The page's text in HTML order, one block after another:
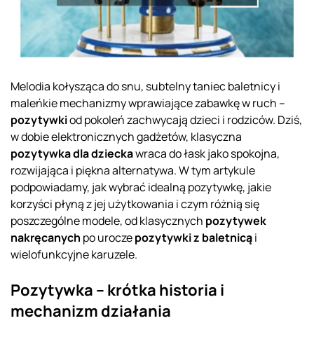
Melodia kołysząca do snu, subtelny taniec baletnicy i
maleńkie mechanizmy wprawiające zabawkę w ruch –
pozytywkiod pokoleń zachwycają dzieci i rodziców. Dziś,
w dobie elektronicznych gadżetów, klasyczna
pozytywka dla dzieckawraca do łask jako spokojna,
rozwijająca i piękna alternatywa. W tym artykule
podpowiadamy, jak wybrać idealną pozytywkę, jakie
korzyści płyną z jej użytkowania i czym różnią się
poszczególne modele, od klasycznych pozytywek
nakręcanych po uroczepozytywki z baletnicąi
wielofunkcyjne karuzele.
Pozytywka – krótka historia i
mechanizm działania